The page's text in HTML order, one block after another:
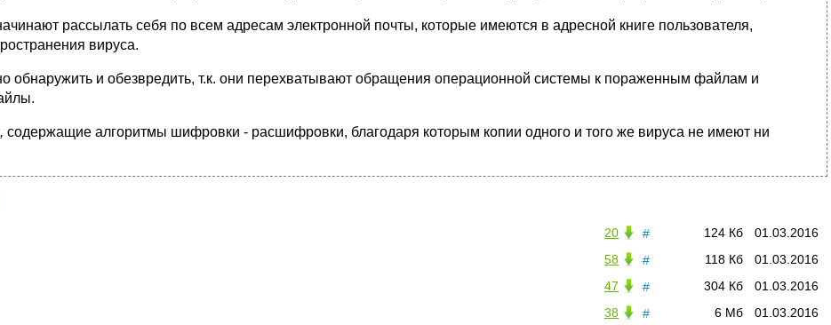
рассылать себя по всем адресам электронной почты, которые имеются в адресной книге пользователя,
вируса.
обнаружить и обезвредить, т.к. они перехватывают обращения операционной системы к пораженным файлам и
, содержащие алгоритмы шифровки - расшифровки, благодаря которым копии одного и того же вируса не имеют ни
# 01.03.2016
124 Кб
20
#
01.03.2016
118 Кб
58
#
01.03.2016
304 Кб
47
#
01.03.2016
6 Мб
38